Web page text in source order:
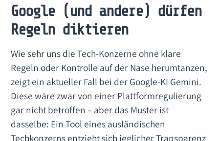
Google (und andere) dürfen
Regeln diktieren
Wie sehr uns die Tech-Konzerne ohne klare
Regeln oder Kontrolle auf der Nase herumtanzen,
zeigt ein aktueller Fall bei der Google-KI Gemini.
Diese wäre zwar von einer Plattformregulierung
gar nicht betroffen – aber das Muster ist
dasselbe: Ein Tool eines ausländischen
Techkonzerns entzieht sich jeglicher Transparenz